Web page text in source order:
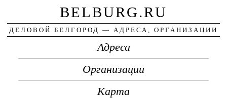
BELBURG.RU
ДЕЛОВОЙ БЕЛГОРОД — АДРЕСА, ОРГАНИЗАЦИИ
Адреса
Организации
Карта